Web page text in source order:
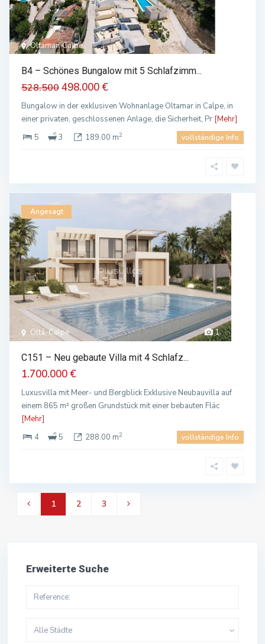
Oltamar, Calpe
B4 – Schönes Bungalow mit 5 Schlafzimm...
528.500498.000 €
Bungalow in der exklusiven Wohnanlage Oltamar in Calpe, in
einer privaten, geschlossenen Anlage, die Sicherheit, Pr [Mehr]
5
3 189.00 m2 vollständige Info
1
Oltá, Calpe
Angesagt
C151 – Neu gebaute Villa mit 4 Schlafz...
1.700.000 €
Luxusvilla mit Meer- und Bergblick Exklusive Neubauvilla auf
einem 865 m² großen Grundstück mit einer bebauten Fläc
[Mehr]
4
5 288.00 m2 vollständige Info
1 2 3
Erweiterte Suche
Alle Städte